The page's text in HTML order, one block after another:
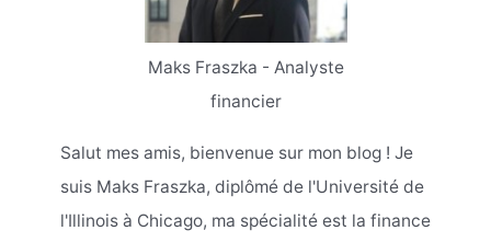
Maks Fraszka - Analyste
financier
Salut mes amis, bienvenue sur mon blog ! Je
suis Maks Fraszka, diplômé de l'Université de
l'Illinois à Chicago, ma spécialité est la finance